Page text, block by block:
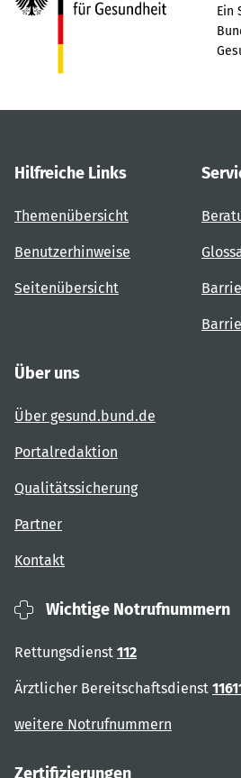
Ein
Hilfreiche Links
Themenübersicht
Benutzerhinweise
Seitenübersicht
Über uns
Über gesund.bund.de
Portalredaktion
Qualitätssicherung
Partner
Kontakt
Wichtige Notrufnummern
Rettungsdienst 112
Ärztlicher Bereitschaftsdienst
weitere Notrufnummern
Zertifizierungen